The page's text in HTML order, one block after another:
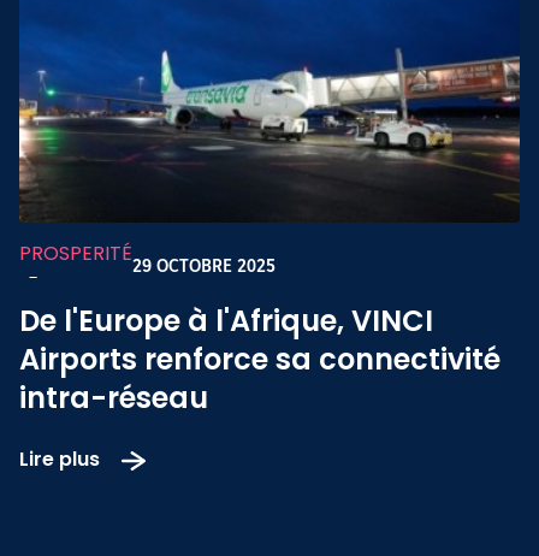
PROSPERITÉ
-
29 OCTOBRE 2025
De l'Europe à l'Afrique, VINCI
Airports renforce sa connectivité
intra-réseau
Lire plus